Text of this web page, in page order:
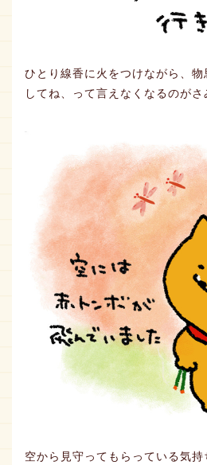
ひとり線香に火をつけながら、物
してね、って言えなくなるのがさ
空から見守ってもらっている気持